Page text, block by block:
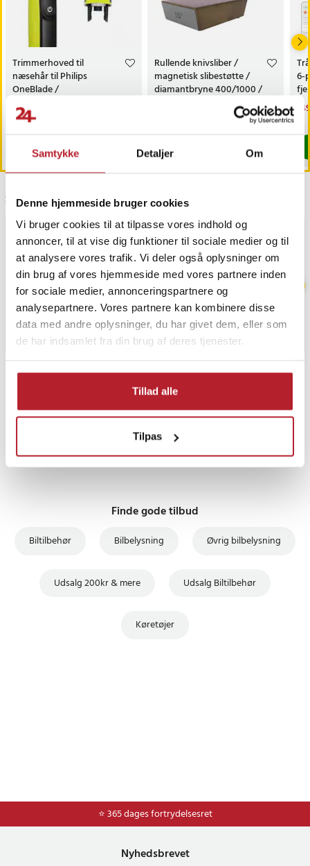
Samtykke Detaljer Om
Denne hjemmeside bruger cookies
Vi bruger cookies til at tilpasse vores indhold og
annoncer, til at vise dig funktioner til sociale medier og til
at analysere vores trafik. Vi deler også oplysninger om
din brug af vores hjemmeside med vores partnere inden
for sociale medier, annonceringspartnere og
analysepartnere. Vores partnere kan kombinere disse
data med andre oplysninger, du har givet dem, eller som
de har indsamlet fra din brug af deres tjenester.
Tillad alle
Tilpas
Trimmerhoved til
næsehår til Philips
OneBlade /
næsehårstrimmer /
næsetrimmerhoved
Pris:
69 kr.
Findes på lager, Leveres i løbet af 1-2 hverdage
Rullende knivsliber /
magnetisk slibestøtte /
diamantbryne 400/1000 /
Kommer 2026-08-14
6-
Sidst besøgt
Finde gode tilbud
Biltilbehør Bilbelysning Øvrig bilbelysning
Udsalg 200kr & mere Udsalg Biltilbehør
Køretøjer
⭐ 365 dages fortrydelsesret
⭐ Nem og sikker betaling med mobilepay og dankort
Nyhedsbrevet